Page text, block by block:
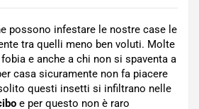
possono infestare le nostre case le
tra quelli meno ben voluti. Molte
e anche a chi non si spaventa a
casa sicuramente non fa piacere
questi insetti si infiltrano nelle
e per questo non è raro